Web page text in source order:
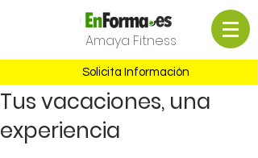
Amaya Fitness
Solicita Información
Tus vacaciones, una
experiencia